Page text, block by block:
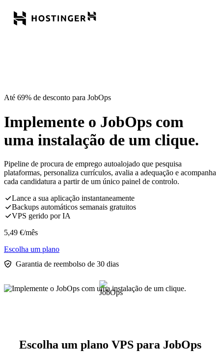
Até 69% de desconto para JobOps
Implemente o JobOps com
uma instalação de um clique.
Pipeline de procura de emprego autoalojado que pesquisa
plataformas, personaliza currículos, avalia a adequação e acompanha
cada candidatura a partir de um único painel de controlo.
Lance a sua aplicação instantaneamente
Backups automáticos semanais gratuitos
VPS gerido por IA
5,49 €/mês
Escolha um plano
Garantia de reembolso de 30 dias
Escolha um plano VPS para JobOps